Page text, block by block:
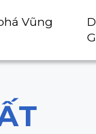
Vũng